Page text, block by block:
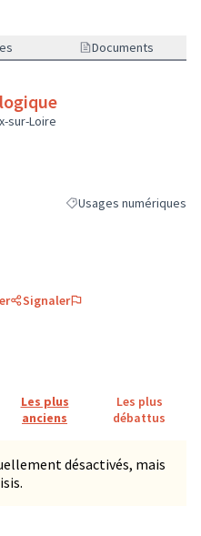
Documents
sur-Loire
Filtrer les résultats de
Usages numériques
Signaler
Les plus
anciens
Les plus
débattus
désactivés, mais